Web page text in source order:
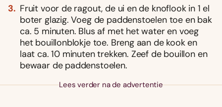
Fruit voor de ragout, de ui en de knoflook in 1 el
boter glazig. Voeg de paddenstoelen toe en bak
ca. 5 minuten. Blus af met het water en voeg
het bouillonblokje toe. Breng aan de kook en
laat ca. 10 minuten trekken. Zeef de bouillon en
bewaar de paddenstoelen.
Lees verder na de advertentie